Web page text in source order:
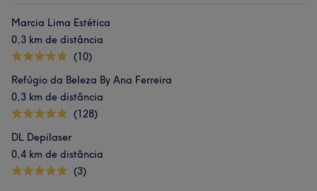
Marcia Lima Estética
0,3 km de distância
(10)
Refúgio da Beleza By Ana Ferreira
0,3 km de distância
(128)
DL Depilaser
0,4 km de distância
(3)